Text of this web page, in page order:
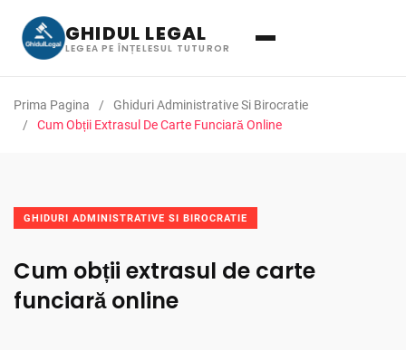
GHIDUL LEGAL
LEGEA PE ÎNȚELESUL TUTUROR
Prima Pagina
Ghiduri Administrative Si Birocratie
Cum Obții Extrasul De Carte Funciară Online
GHIDURI ADMINISTRATIVE SI BIROCRATIE
Cum obții extrasul de carte
funciară online